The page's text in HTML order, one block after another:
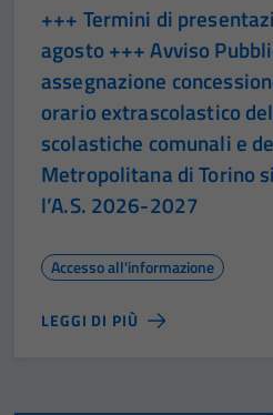
+++ Termini di
agosto +++ Avviso
assegnazione
orario extrascolastico
scolastiche comunali e
Metropolitana di Torino
l’A.S. 2026-2027
Accesso all'informazione
LEGGI DI PIÙ